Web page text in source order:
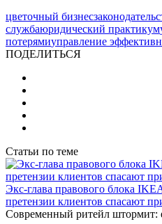
цветочный бизнес
службаюридический практикум
потерямиуправление
ПОДЕЛИТЬСЯ
Статьи по теме
Экс-глава правового блока
претензии клиентов спасают
Современный ритейл штормит: